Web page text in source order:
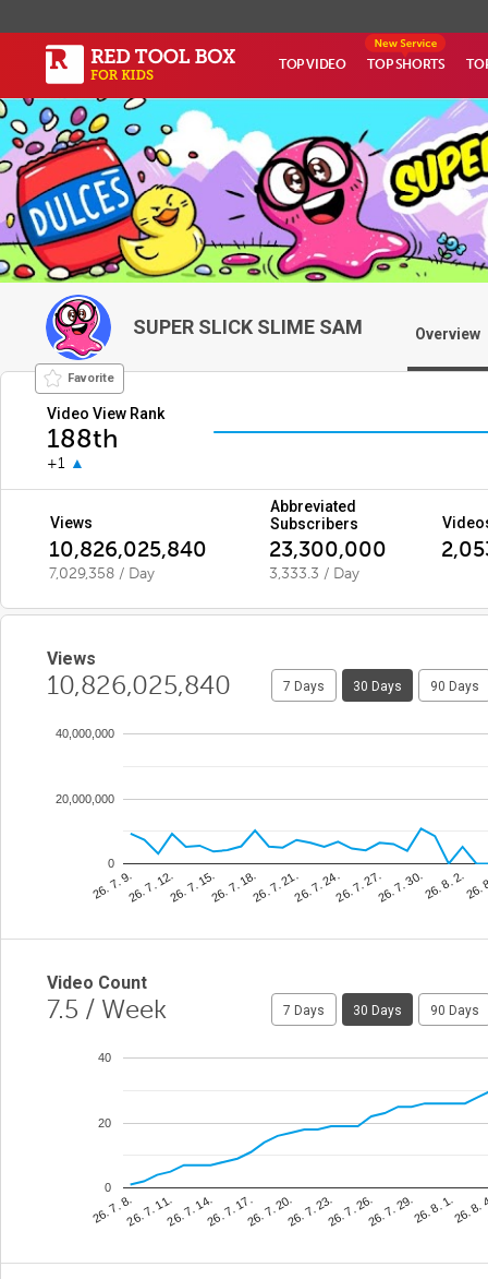
TOP VIDEO TOP SHORTS
SUPER SLICK SLIME SAM Overview
Favorite
Video View Rank
188th
+1
Views
Abbreviated
Subscribers
10,826,025,840 23,300,000
7,029,358 / Day 3,333.3 / Day
Views
10,826,025,840 7 Days 30 Days 90 Days
26. 7. 9.26. 7. 12.26. 7. 15.26. 7. 18.26. 7. 21.26. 7. 24.26. 7. 27.26. 7. 30.26. 8. 2.26.
0
20,000,000
40,000,000
Video Count
7.5 / Week 7 Days 30 Days 90 Days
26. 7. 8.26. 7. 11.26. 7. 14.26. 7. 17.26. 7. 20.26. 7. 23.26. 7. 26.26. 7. 29.26. 8. 1.26. 8.
0
20
40